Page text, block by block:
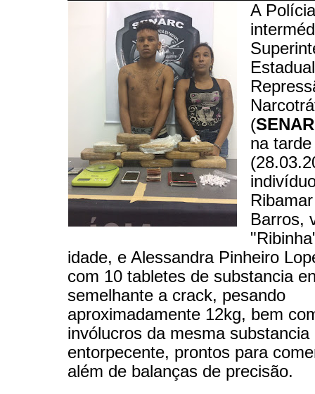
A
(
na
Barros,
idade, e Alessandra Pinheiro
com 10 tabletes de substancia
semelhante a crack, pesando
aproximadamente 12kg, bem
invólucros da mesma substancia
entorpecente, prontos para
além de balanças de precisão.